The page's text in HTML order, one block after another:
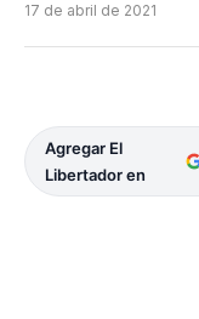
17 de abril de 2021
Agregar El
Libertador en